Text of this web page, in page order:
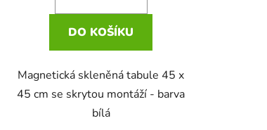
DO KOŠÍKU
Magnetická skleněná tabule 45 x
45 cm se skrytou montáží - barva
bílá